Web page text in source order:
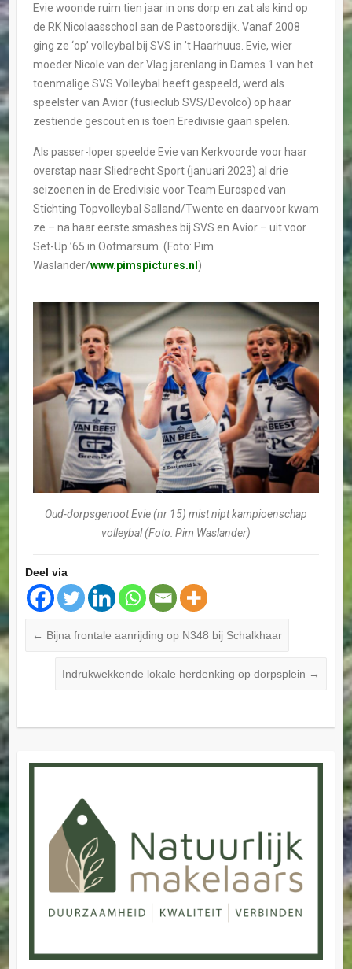
Evie woonde ruim tien jaar in ons dorp en zat als kind op
de RK Nicolaasschool aan de Pastoorsdijk. Vanaf 2008
ging ze ‘op’ volleybal bij SVS in ’t Haarhuus. Evie, wier
moeder Nicole van der Vlag jarenlang in Dames 1 van het
toenmalige SVS Volleybal heeft gespeeld, werd als
speelster van Avior (fusieclub SVS/Devolco) op haar
zestiende gescout en is toen Eredivisie gaan spelen.
Als passer-loper speelde Evie van Kerkvoorde voor haar
overstap naar Sliedrecht Sport (januari 2023) al drie
seizoenen in de Eredivisie voor Team Eurosped van
Stichting Topvolleybal Salland/Twente en daarvoor kwam
ze – na haar eerste smashes bij SVS en Avior – uit voor
Set-Up ’65 in Ootmarsum. (Foto: Pim
Waslander/www.pimspictures.nl)
Oud-dorpsgenoot Evie (nr 15) mist nipt kampioenschap
volleybal (Foto: Pim Waslander)
Deel via
← Bijna frontale aanrijding op N348 bij Schalkhaar
Indrukwekkende lokale herdenking op dorpsplein →